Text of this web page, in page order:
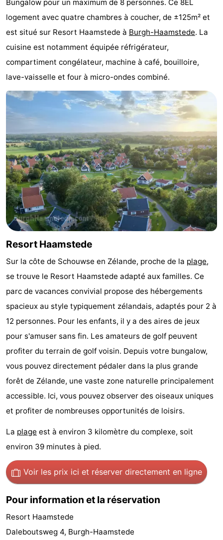
d'hôtes
Chaumières
-
Buitenheem
De
Oase
-
Duinoord
Julianahoeve
-
Livingstone
-
Port
Greve
-
Port
Haamstede
Résidence
't
Hof
van
Haamstede
-
Schouwen
-
Schouwse
Valleien
-
Soeten
Haert
-
Wijde
Blick
-
Zeeland
Village
-
Zeeuwse
Kust
-
Zonnedorp
-
Hof
van
Haamstede
Hôtels
Last
minutes
Plages
Voir
et
Lieux
Bungalow pour un maximum de 8 personnes. Ce 8EL
logement avec quatre chambres à coucher, de ±125m² et
est situé sur Resort Haamstede à Burgh-Haamstede. La
cuisine est notamment équipée réfrigérateur,
compartiment congélateur, machine à café, bouilloire,
lave-vaisselle et four à micro-ondes combiné.
Resort Haamstede
Sur la côte de Schouwse en Zélande, proche de la plage,
se trouve le Resort Haamstede adapté aux familles. Ce
parc de vacances convivial propose des hébergements
spacieux au style typiquement zélandais, adaptés pour 2 à
12 personnes. Pour les enfants, il y a des aires de jeux
pour s'amuser sans fin. Les amateurs de golf peuvent
profiter du terrain de golf voisin. Depuis votre bungalow,
vous pouvez directement pédaler dans la plus grande
forêt de Zélande, une vaste zone naturelle principalement
accessible. Ici, vous pouvez observer des oiseaux uniques
et profiter de nombreuses opportunités de loisirs.
La plage est à environ 3 kilomètre du complexe, soit
environ 39 minutes à pied.
Voir les prix ici et réserver directement en ligne
Pour information et la réservation
Resort Haamstede
Daleboutsweg 4, Burgh-Haamstede